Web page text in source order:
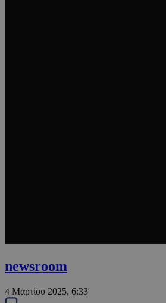
newsroom
4 Μαρτίου 2025, 6:33